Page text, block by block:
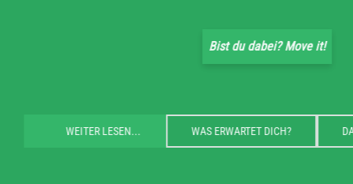
Bist du dabei? Move
WEITER LESEN... WAS ERWARTET DICH?